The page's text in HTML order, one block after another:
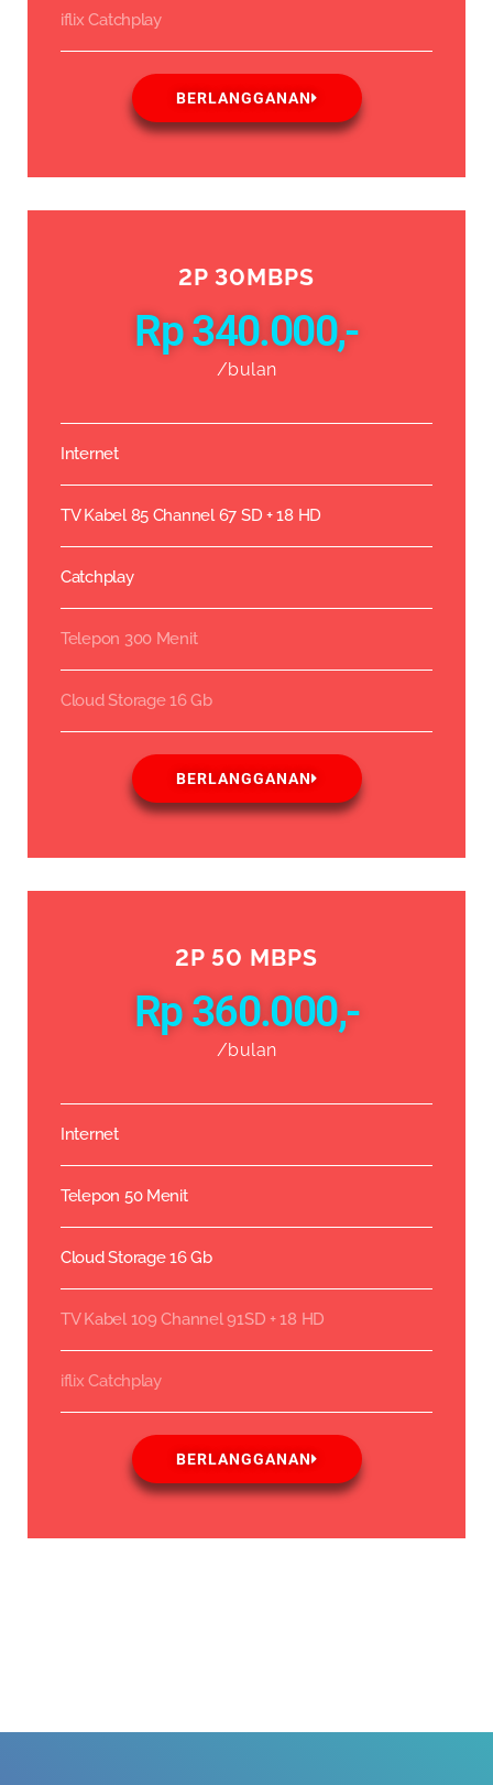
iflix Catchplay
BERLANGGANAN
2P 30MBPS
Rp 340.000,-
/bulan
Internet
TV Kabel 85 Channel 67 SD + 18 HD
Catchplay
Telepon 300 Menit
Cloud Storage 16 Gb
BERLANGGANAN
2P 50 MBPS
Rp 360.000,-
/bulan
Internet
Telepon 50 Menit
Cloud Storage 16 Gb
TV Kabel 109 Channel 91SD + 18 HD
iflix Catchplay
BERLANGGANAN